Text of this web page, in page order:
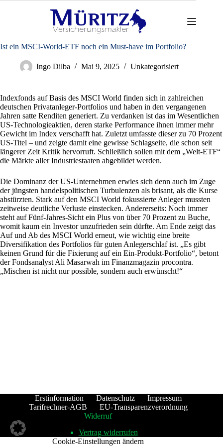
Ist ein MSCI-World-ETF noch ein Must-have im Portfolio?
Ingo Dilba Mai 9, 2025 Unkategorisiert
Indexfonds auf Basis des MSCI World finden sich in zahlreichen
deutschen Privatanleger-Portfolios und haben in den vergangenen
Jahren satte Renditen generiert. Zu verdanken ist das im Wesentlichen
US-Technologieaktien, deren starke Performance ihnen immer mehr
Gewicht im Index verschafft hat. Zuletzt umfasste dieser zu 70 Prozent
US-Titel – und zeigte damit eine gewisse Schlagseite, die schon seit
längerer Zeit Kritik hervorruft. Schließlich sollen mit dem „Welt-ETF“
die Märkte aller Industriestaaten abgebildet werden.
Die Dominanz der US-Unternehmen erwies sich denn auch im Zuge
der jüngsten handelspolitischen Turbulenzen als brisant, als die Kurse
abstürzten. Stark auf den MSCI World fokussierte Anleger mussten
zeitweise deutliche Verluste einstecken. Andererseits: Noch immer
steht auf Fünf-Jahres-Sicht ein Plus von über 70 Prozent zu Buche,
womit kaum ein Investor unzufrieden sein dürfte. Am Ende zeigt das
Auf und Ab des MSCI World erneut, wie wichtig eine breite
Diversifikation des Portfolios für guten Anlegerschlaf ist. „Es gibt
keinen Grund für die Fixierung auf ein Ein-Produkt-Portfolio“, betont
der Fondsanalyst Ali Masarwah im Finanzmagazin procontra.
„Mischen ist nicht nur possible, sondern auch erwünscht!“
Erstinformation Datenschutz
Impressum
Tarifrechner-AGB
EU-Transparenzverordnung
Widerruf
Vertrag widerrufen
Cookie-Einstellungen ändern